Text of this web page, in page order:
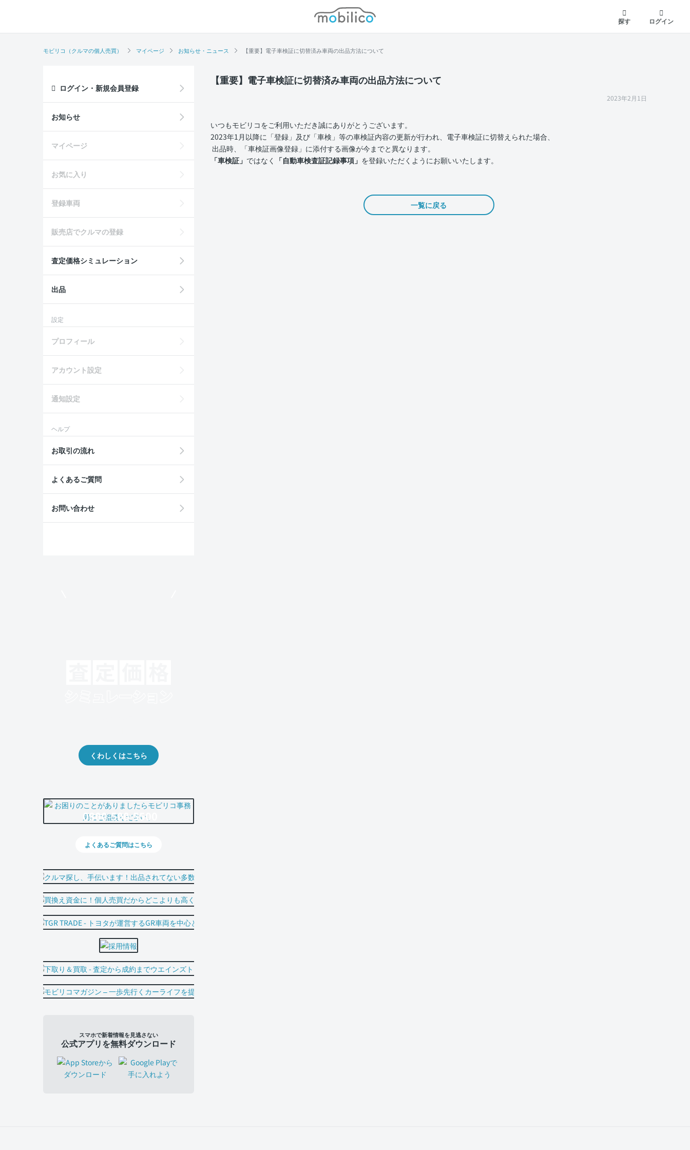
モビリコ
探す
ログイン
モビリコ（クルマの個人売買） マイページ お知らせ・ニュース 【重要】電子車検証に切替済み車両の出品方法について
【重要】電子車検証に切替済み車両の出品方法について
2023年2月1日
いつもモビリコをご利用いただき誠にありがとうございます。
2023年1月以降に「登録」及び「車検」等の車検証内容の更新が行われ、電子車検証に切替えられた場合、
出品時、「車検証画像登録」に添付する画像が今までと異なります。
「車検証」 ではなく 「自動車検査証記録事項」 を登録いただくようにお願いいたします。
一覧に戻る
ログイン・新規会員登録
お知らせ
マイページ
お気に入り
登録車両
販売店でクルマの登録
査定価格シミュレーション
出品
設定
プロフィール
アカウント設定
通知設定
ヘルプ
お取引の流れ
よくあるご質問
お問い合わせ
くわしくはこちら
0800-500-5500
よくあるご質問はこちら
スマホで新着情報を見逃さない
公式アプリを無料ダウンロード